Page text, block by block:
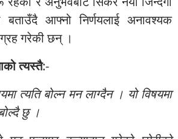
बताउँदै आफ्नो निर्णयलाई अनावश्यक
गरेकी छन् ।
त्यस्तै:-
त्यति बोल्न मन लाग्दैन । यो विषयमा
छु ।